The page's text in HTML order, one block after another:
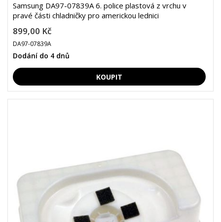
Samsung DA97-07839A 6. police plastová z vrchu v
pravé části chladničky pro americkou lednici
899,00 Kč
DA97-07839A
Dodání do 4 dnů